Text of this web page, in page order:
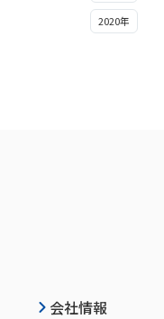
2020年
会社情報